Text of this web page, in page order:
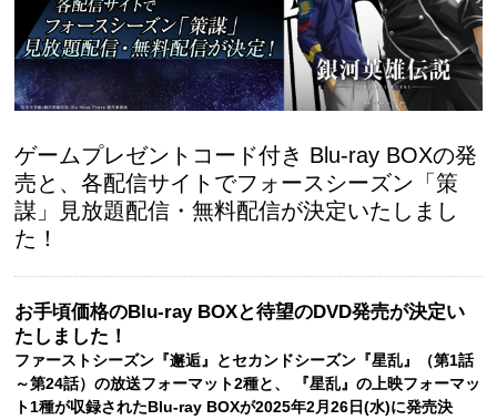
ゲームプレゼントコード付き Blu-ray BOXの発
売と、各配信サイトでフォースシーズン「策
謀」見放題配信・無料配信が決定いたしまし
た！
お手頃価格のBlu-ray BOXと待望のDVD発売が決定い
たしました！
ファーストシーズン『邂逅』とセカンドシーズン『星乱』（第1話
～第24話）の放送フォーマット2種と、 『星乱』の上映フォーマッ
ト1種が収録されたBlu-ray BOXが2025年2月26日(水)に発売決